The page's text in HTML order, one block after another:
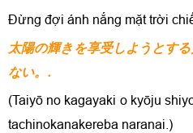
Đừng đợi ánh nắng mặt trời
太陽の輝きを享受しようとす
ない。.
(Taiyō no kagayaki o kyōju
tachinokanakereba naranai.)